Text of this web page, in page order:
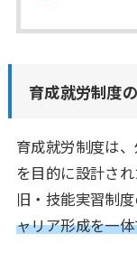
育成就労制度
育成就労制度は
を目的に設計され
旧・技能実習制度
ャリア形成を一